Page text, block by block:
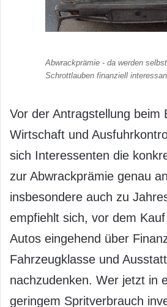
Abwrackprämie - da werden
Schrottlauben finanziell
Vor der Antragstellung beim
Wirtschaft und
sich Interessenten die
zur Abwrackprämie genau
insbesondere auch zu
empfiehlt sich, vor dem
Autos eingehend über
Fahrzeugklasse und
nachzudenken. Wer jetzt in
geringem Spritverbrauch